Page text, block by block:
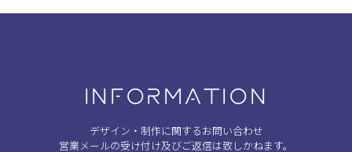
INFORMATION
デザイン・制作に関するお問い合わせ
営業メールの受け付け及びご返信は致しかねます。